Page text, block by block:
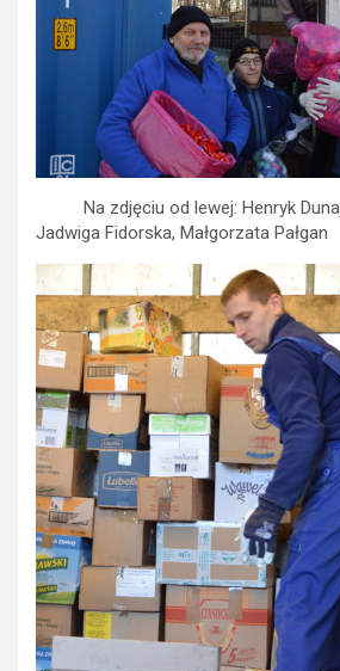
Na zdjęciu od lewej: Henryk
Jadwiga Fidorska, Małgorzata Pałgan